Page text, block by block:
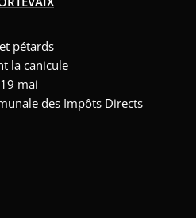
pétards
la canicule
mai
des Impôts Directs